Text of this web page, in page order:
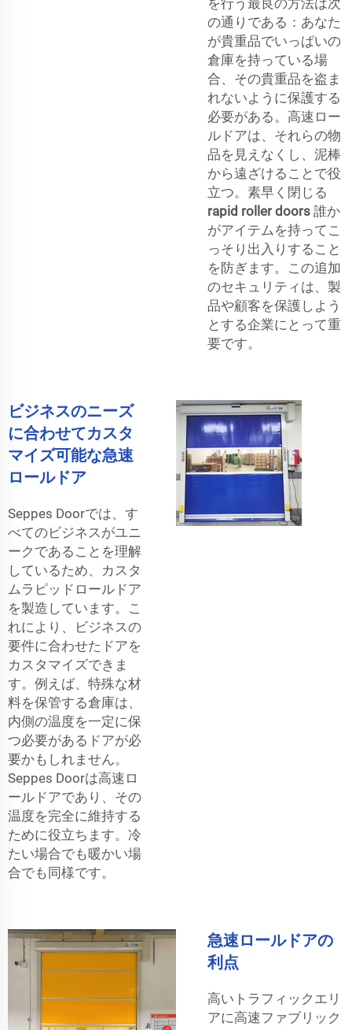
の通りである：あなた
が貴重品でいっぱいの
倉庫を持っている場
合、その貴重品を盗ま
れないように保護する
必要がある。高速ロー
ルドアは、それらの物
品を見えなくし、泥棒
から遠ざけることで役
立つ。素早く閉じる
rapid roller doors 誰か
がアイテムを持ってこ
っそり出入りすること
を防ぎます。この追加
のセキュリティは、製
品や顧客を保護しよう
とする企業にとって重
要です。
ビジネスのニーズ
に合わせてカスタ
マイズ可能な急速
ロールドア
Seppes Doorでは、す
べてのビジネスがユニ
ークであることを理解
しているため、カスタ
ムラピッドロールドア
を製造しています。こ
れにより、ビジネスの
要件に合わせたドアを
カスタマイズできま
す。例えば、特殊な材
料を保管する倉庫は、
内側の温度を一定に保
つ必要があるドアが必
要かもしれません。
Seppes Doorは高速ロ
ールドアであり、その
温度を完全に維持する
ために役立ちます。冷
たい場合でも暖かい場
合でも同様です。
急速ロールドアの
利点
高いトラフィックエリ
アに高速ファブリック